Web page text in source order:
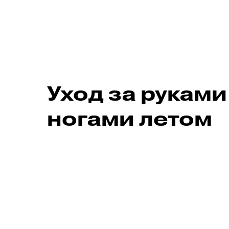
Уход за
ногами летом